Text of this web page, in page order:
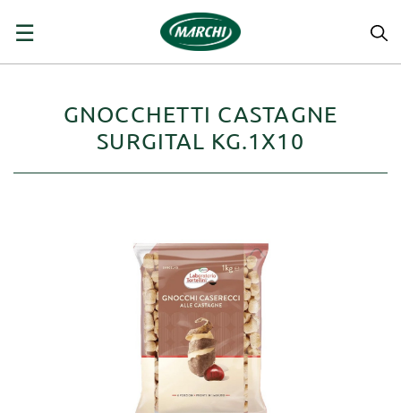
navigazione
☰
GNOCCHETTI CASTAGNE
SURGITAL KG.1X10